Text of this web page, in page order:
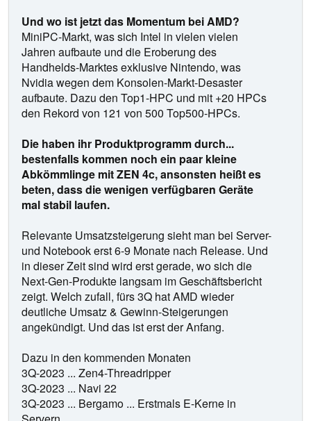
Und wo ist jetzt das Momentum bei AMD?
MiniPC-Markt, was sich Intel in vielen vielen
Jahren aufbaute und die Eroberung des
Handhelds-Marktes exklusive Nintendo, was
Nvidia wegen dem Konsolen-Markt-Desaster
aufbaute. Dazu den Top1-HPC und mit +20 HPCs
den Rekord von 121 von 500 Top500-HPCs.
Die haben ihr Produktprogramm durch...
bestenfalls kommen noch ein paar kleine
Abkömmlinge mit ZEN 4c, ansonsten heißt es
beten, dass die wenigen verfügbaren Geräte
mal stabil laufen.
Relevante Umsatzsteigerung sieht man bei Server-
und Notebook erst 6-9 Monate nach Release. Und
in dieser Zeit sind wird erst gerade, wo sich die
Next-Gen-Produkte langsam im Geschäftsbericht
zeigt. Welch zufall, fürs 3Q hat AMD wieder
deutliche Umsatz & Gewinn-Steigerungen
angekündigt. Und das ist erst der Anfang.
Dazu in den kommenden Monaten
3Q-2023 ... Zen4-Threadripper
3Q-2023 ... Navi 22
3Q-2023 ... Bergamo ... Erstmals E-Kerne in